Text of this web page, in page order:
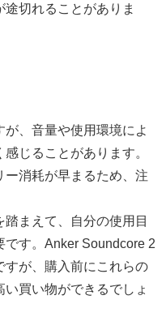
切れることがありま
、音量や使用環境によ
じることがあります。
消耗が早まるため、注
まえて、自分の使用目
す。Anker Soundcore 2
すが、購入前にこれらの
買い物ができるでしょ